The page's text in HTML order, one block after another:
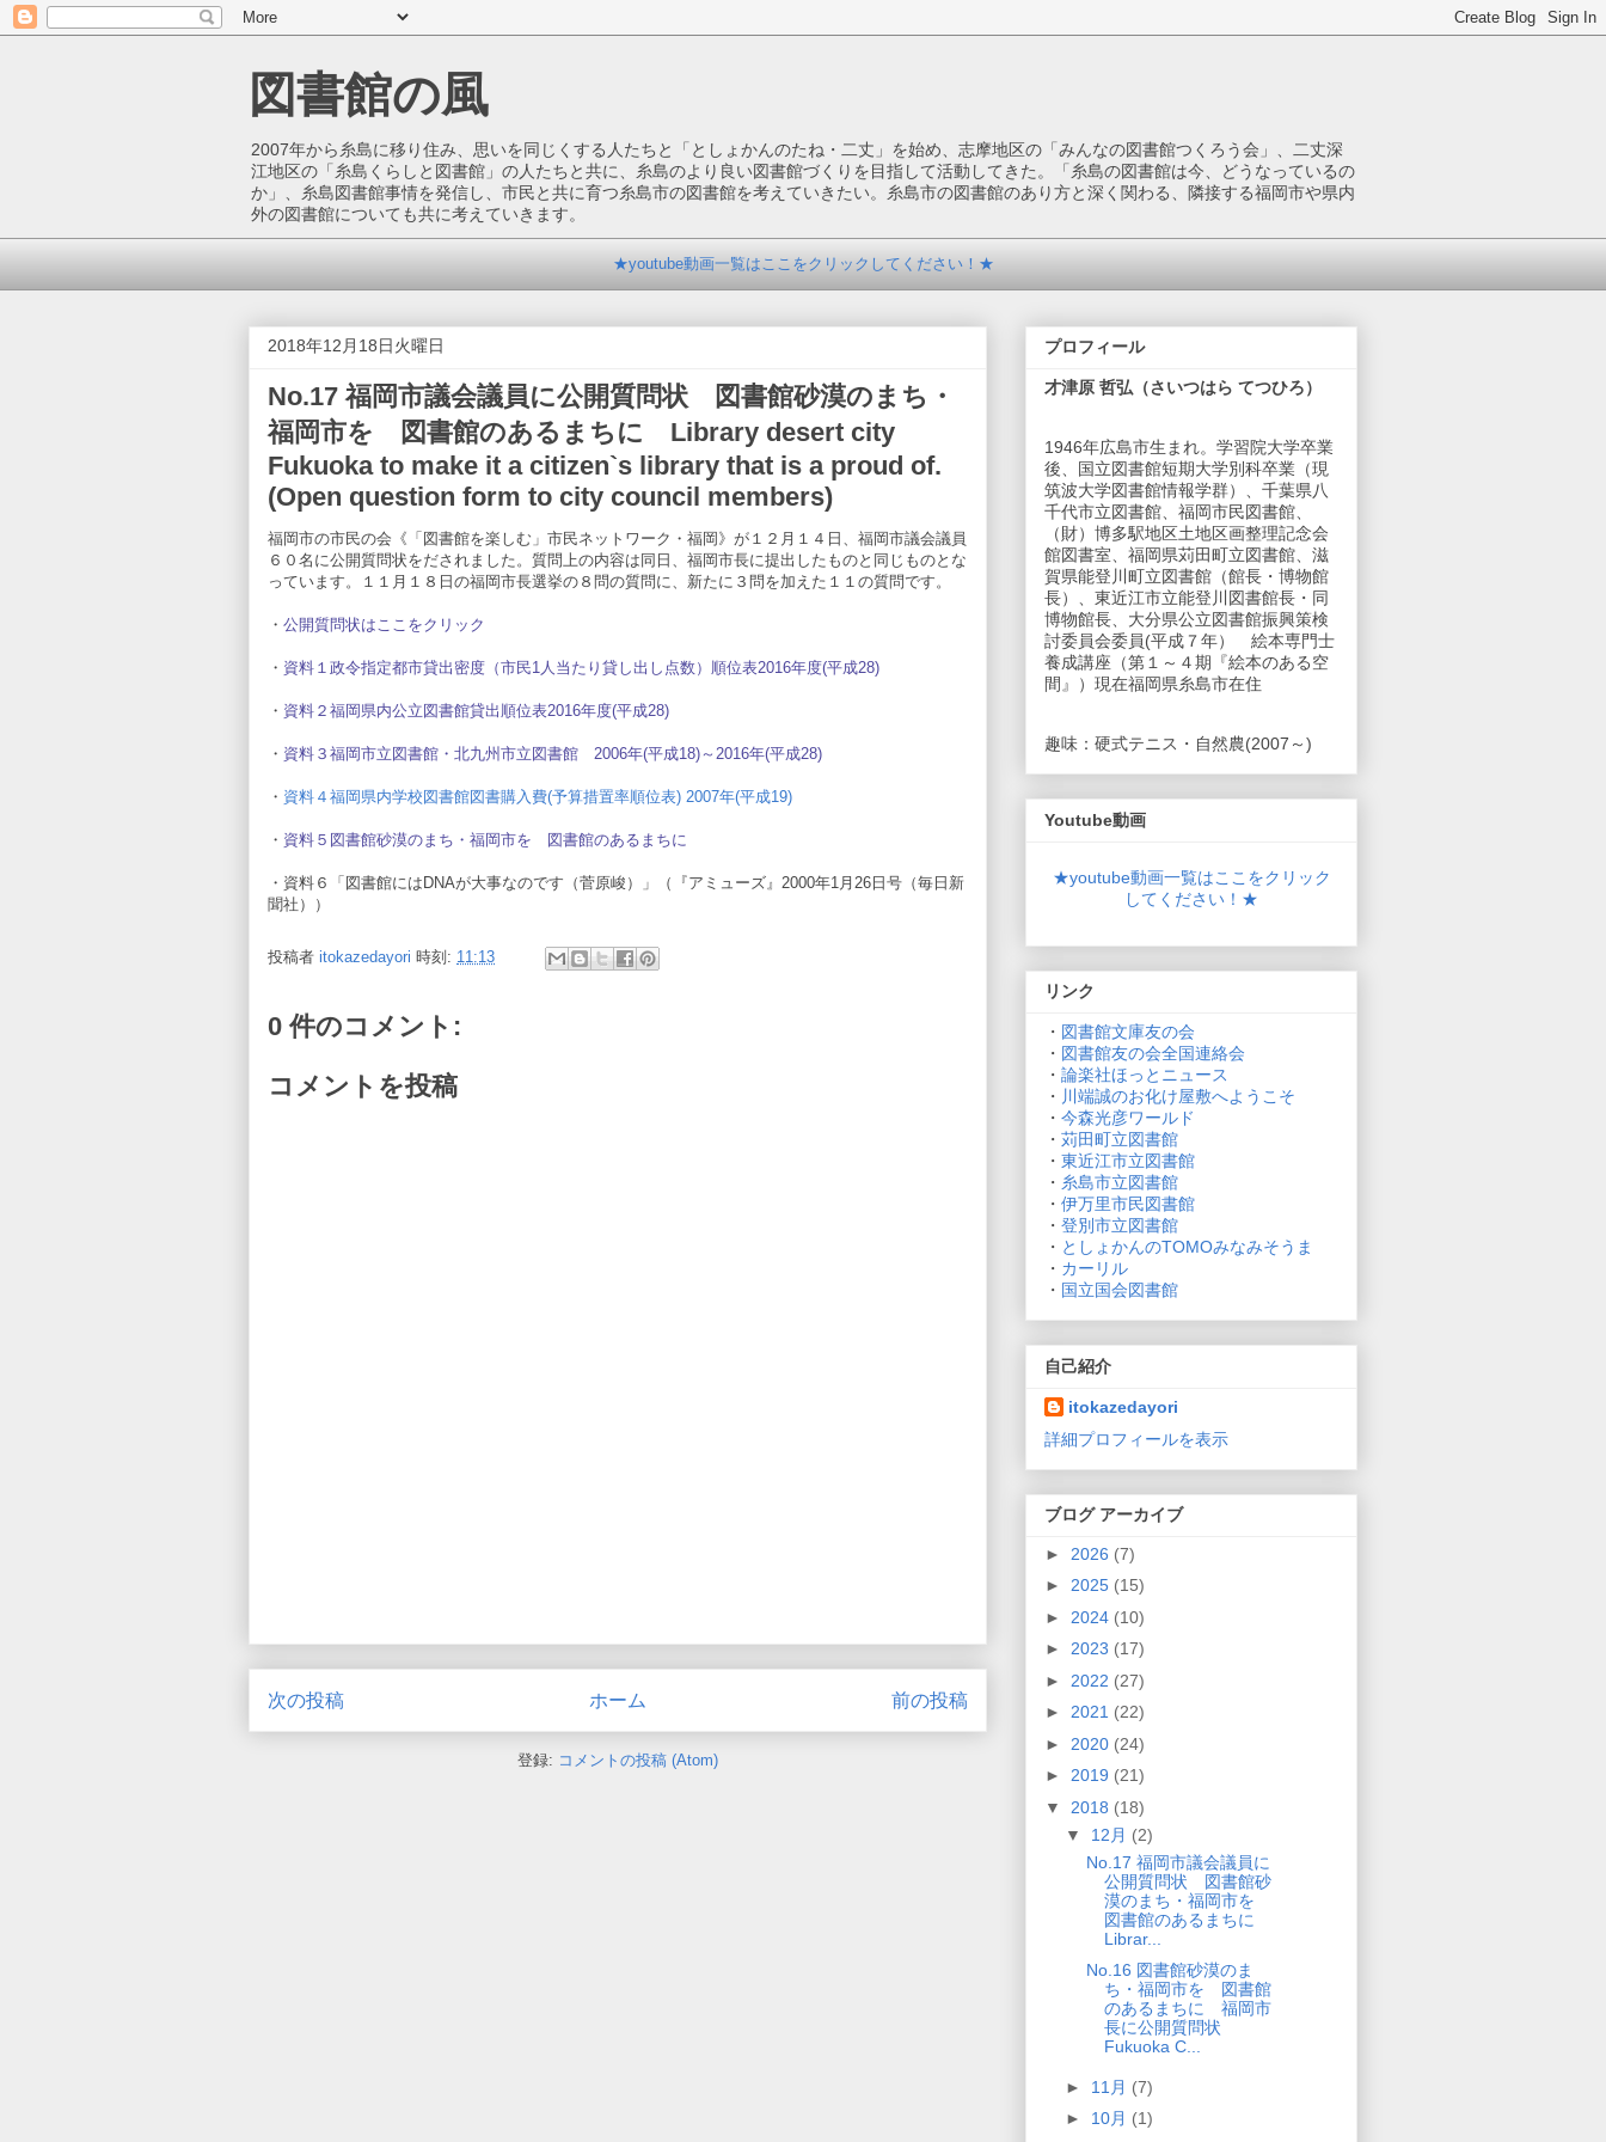
図書館の風
2007年から糸島に移り住み、思いを同じくする人たちと「としょかんのたね・二丈」を始め、志摩地区の「みんなの図書館つくろう会」、二丈深
江地区の「糸島くらしと図書館」の人たちと共に、糸島のより良い図書館づくりを目指して活動してきた。「糸島の図書館は今、どうなっているの
か」、糸島図書館事情を発信し、市民と共に育つ糸島市の図書館を考えていきたい。糸島市の図書館のあり方と深く関わる、隣接する福岡市や県内
外の図書館についても共に考えていきます。
★youtube動画一覧はここをクリックしてください！★
2018年12月18日火曜日
No.17 福岡市議会議員に公開質問状 図書館砂漠のまち・
福岡市を 図書館のあるまちに Library desert city
Fukuoka to make it a citizen`s library that is a proud of.
(Open question form to city council members)
福岡市の市民の会《「図書館を楽しむ」市民ネットワーク・福岡》が１２月１４日、福岡市議会議員
６０名に公開質問状をだされました。質問上の内容は同日、福岡市長に提出したものと同じものとな
っています。１１月１８日の福岡市長選挙の８問の質問に、新たに３問を加えた１１の質問です。
・ 公開質問状はここをクリック
・ 資料１政令指定都市貸出密度（市民1人当たり貸し出し点数）順位表2016年度(平成28)
・ 資料２福岡県内公立図書館貸出順位表2016年度(平成28)
・ 資料３福岡市立図書館・北九州市立図書館 2006年(平成18)～2016年(平成28)
・ 資料４福岡県内学校図書館図書購入費(予算措置率順位表) 2007年(平成19)
・ 資料５図書館砂漠のまち・福岡市を 図書館のあるまちに
・資料６「図書館にはDNAが大事なのです（菅原峻）」（『アミューズ』2000年1月26日号（毎日新
聞社））
投稿者 itokazedayori 時刻: 11:13
0 件のコメント:
コメントを投稿
次の投稿 前の投稿
ホーム
登録: コメントの投稿 (Atom)
プロフィール
才津原 哲弘（さいつはら てつひろ）
1946年広島市生まれ。学習院大学卒業
後、国立図書館短期大学別科卒業（現
筑波大学図書館情報学群）、千葉県八
千代市立図書館、福岡市民図書館、
（財）博多駅地区土地区画整理記念会
館図書室、福岡県苅田町立図書館、滋
賀県能登川町立図書館（館長・博物館
長）、東近江市立能登川図書館長・同
博物館長、大分県公立図書館振興策検
討委員会委員(平成７年） 絵本専門士
養成講座（第１～４期『絵本のある空
間』）現在福岡県糸島市在住
趣味：硬式テニス・自然農(2007～)
Youtube動画
★youtube動画一覧はここをクリック
してください！★
リンク
・ 図書館文庫友の会
・ 図書館友の会全国連絡会
・ 論楽社ほっとニュース
・ 川端誠のお化け屋敷へようこそ
・ 今森光彦ワールド
・ 苅田町立図書館
・ 東近江市立図書館
・ 糸島市立図書館
・ 伊万里市民図書館
・ 登別市立図書館
・ としょかんのTOMOみなみそうま
・ カーリル
・ 国立国会図書館
自己紹介
itokazedayori
詳細プロフィールを表示
ブログ アーカイブ
► 2026 (7)
► 2025 (15)
► 2024 (10)
► 2023 (17)
► 2022 (27)
► 2021 (22)
► 2020 (24)
► 2019 (21)
▼ 2018 (18)
▼ 12月 (2)
No.17 福岡市議会議員に
公開質問状 図書館砂
漠のまち・福岡市を
図書館のあるまちに
Librar...
No.16 図書館砂漠のま
ち・福岡市を 図書館
のあるまちに 福岡市
長に公開質問状
Fukuoka C...
► 11月 (7)
► 10月 (1)